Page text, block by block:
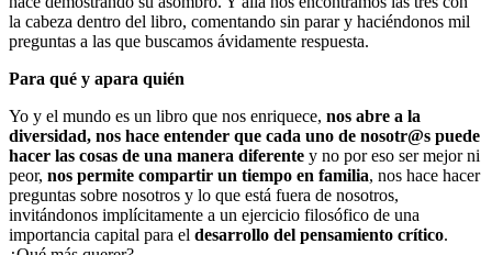
la cabeza dentro del libro, comentando sin parar y haciéndonos mil
preguntas a las que buscamos ávidamente respuesta.
Para qué y apara quién
Yo y el mundo es un libro que nos enriquece, nos abre a la
diversidad, nos hace entender que cada uno de nosotr@s puede
hacer las cosas de una manera diferente y no por eso ser mejor ni
peor, nos permite compartir un tiempo en familia, nos hace hacer
preguntas sobre nosotros y lo que está fuera de nosotros,
invitándonos implícitamente a un ejercicio filosófico de una
importancia capital para el desarrollo del pensamiento crítico.